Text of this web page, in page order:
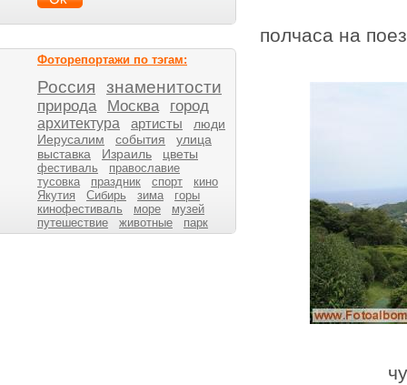
Фоторепортажи по тэгам:
Россия знаменитости
природа Москва город
архитектура артисты
люди
Иерусалим
события
улица
выставка
Израиль цветы
фестиваль
православие
тусовка
праздник спорт
кино
Якутия
Сибирь зима
горы
кинофестиваль
море
музей
путешествие
животные парк
полчаса на